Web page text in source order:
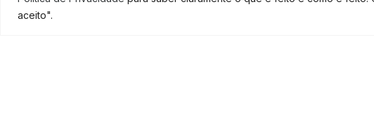
aceito".
passado, a baixa foi de -38,4%.